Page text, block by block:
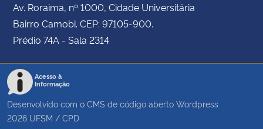
Av. Roraima, nº 1000, Cidade Universitária
Bairro Camobi. CEP: 97105-900.
Prédio 74A - Sala 2314
Acesso à
Informação
Desenvolvido com o CMS de código aberto Wordpress
2026 UFSM / CPD